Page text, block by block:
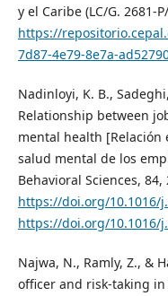
y el Caribe (LC/G. 2681-
https://
7d87-4e79-8e7a-
Nadinloyi, K. B.,
Relationship between
mental health [Relación
salud mental de los
Behavioral Sciences, 84,
https://doi.org/10.1016/
https://doi.org/10.1016/
Najwa, N., Ramly, Z., &
officer and risk-taking